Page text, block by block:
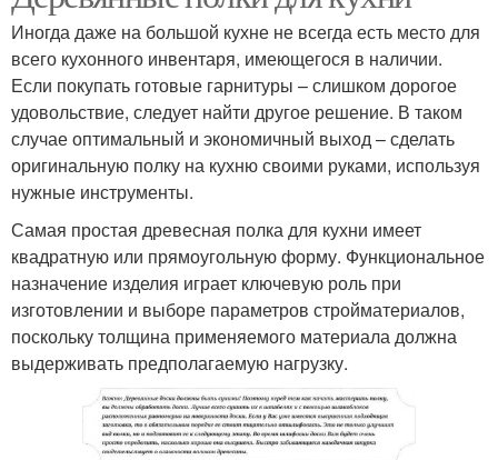
Иногда даже на большой кухне не всегда есть место для
всего кухонного инвентаря, имеющегося в наличии.
Если покупать готовые гарнитуры – слишком дорогое
удовольствие, следует найти другое решение. В таком
случае оптимальный и экономичный выход – сделать
оригинальную полку на кухню своими руками, используя
нужные инструменты.
Самая простая древесная полка для кухни имеет
квадратную или прямоугольную форму. Функциональное
назначение изделия играет ключевую роль при
изготовлении и выборе параметров стройматериалов,
поскольку толщина применяемого материала должна
выдерживать предполагаемую нагрузку.